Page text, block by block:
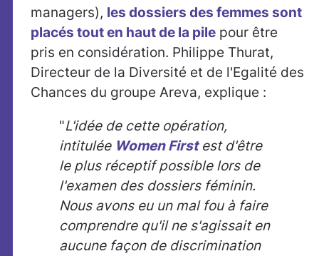
managers), les dossiers des femmes sont
placés tout en haut de la pile pour être
pris en considération. Philippe Thurat,
Directeur de la Diversité et de l'Egalité des
Chances du groupe Areva, explique :
"L'idée de cette opération,
intitulée Women Firstest d'être
le plus réceptif possible lors de
l'examen des dossiers féminin.
Nous avons eu un mal fou à faire
comprendre qu'il ne s'agissait en
aucune façon de discrimination